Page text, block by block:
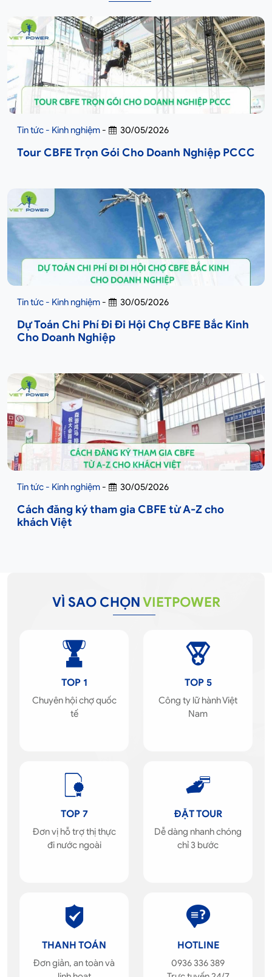
Tin tức - Kinh nghiệm - 30/05/2026
Tour CBFE Trọn Gói Cho Doanh Nghiệp PCCC
Tin tức - Kinh nghiệm - 30/05/2026
Dự Toán Chi Phí Đi Đi Hội Chợ CBFE Bắc Kinh
Cho Doanh Nghiệp
Tin tức - Kinh nghiệm - 30/05/2026
Cách đăng ký tham gia CBFE từ A-Z cho
khách Việt
VÌ SAO CHỌNVIETPOWER
TOP 1
Chuyên hội chợ quốc
tế
TOP 5
Công ty lữ hành Việt
Nam
TOP 7
Đơn vị hỗ trợ thị thực
đi nước ngoài
ĐẶT TOUR
Dễ dàng nhanh chóng
chỉ 3 bước
THANH TOÁN
Đơn giản, an toàn và
HOTLINE
0936 336 389